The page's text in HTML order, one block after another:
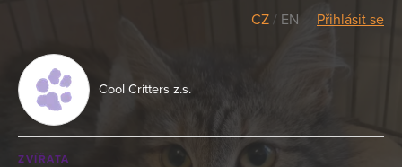
CZ / EN Přihlásit se
Cool Critters z.s.
ZVÍŘATA